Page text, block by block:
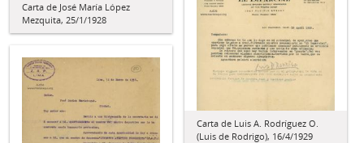
Carta de José María López
Mezquita, 25/1/1928
Carta de Luis A. Rodríguez O.
(Luis de Rodrigo), 16/4/1929